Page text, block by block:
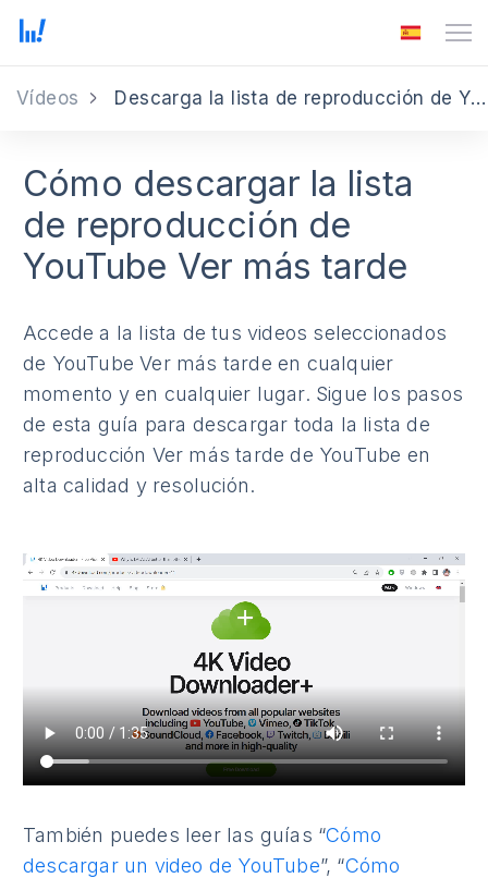
Vídeos Descarga la lista de reproducción de YouTube Ver más tarde
Cómo descargar la lista
de reproducción de
YouTube Ver más tarde
Accede a la lista de tus videos seleccionados
de YouTube Ver más tarde en cualquier
momento y en cualquier lugar. Sigue los pasos
de esta guía para descargar toda la lista de
reproducción Ver más tarde de YouTube en
alta calidad y resolución.
También puedes leer las guías “Cómo
descargar un video de YouTube”, “Cómo